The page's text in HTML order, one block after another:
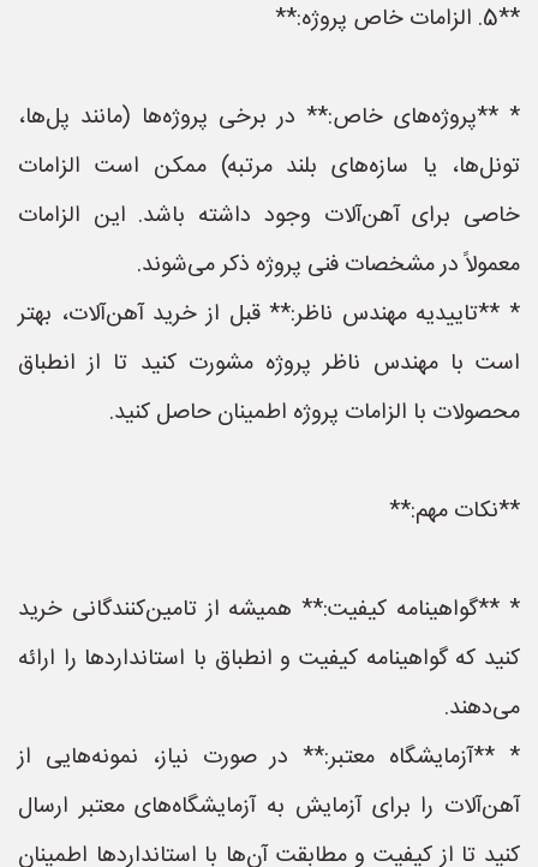
**5. الزامات خاص پروژه:**
* **پروژه‌های خاص:** در برخی پروژه‌ها (مانند پل‌ها،
تونل‌ها، یا سازه‌های بلند مرتبه) ممکن است الزامات
خاصی برای آهن‌آلات وجود داشته باشد. این الزامات
معمولاً در مشخصات فنی پروژه ذکر می‌شوند.
* **تاییدیه مهندس ناظر:** قبل از خرید آهن‌آلات، بهتر
است با مهندس ناظر پروژه مشورت کنید تا از انطباق
محصولات با الزامات پروژه اطمینان حاصل کنید.
**نکات مهم:**
* **گواهینامه کیفیت:** همیشه از تامین‌کنندگانی خرید
کنید که گواهینامه کیفیت و انطباق با استانداردها را ارائه
می‌دهند.
* **آزمایشگاه معتبر:** در صورت نیاز، نمونه‌هایی از
آهن‌آلات را برای آزمایش به آزمایشگاه‌های معتبر ارسال
کنید تا از کیفیت و مطابقت آن‌ها با استانداردها اطمینان